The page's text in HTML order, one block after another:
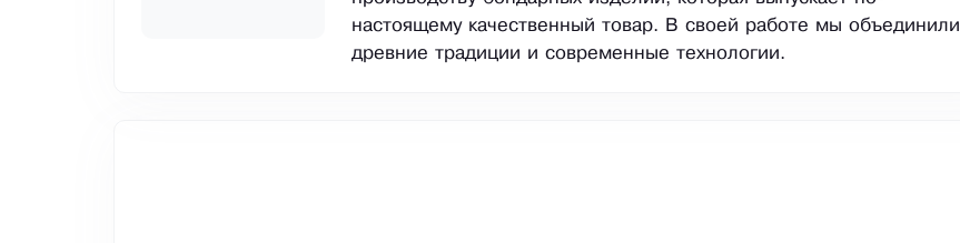
настоящему качественный товар. В своей работе мы объединили
древние традиции и современные технологии.